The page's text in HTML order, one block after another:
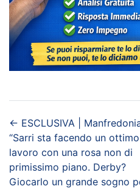
← ESCLUSIVA |
“Sarri sta facendo un ottimo
lavoro con una rosa non di
primissimo piano. Derby?
Giocarlo un grande sogno